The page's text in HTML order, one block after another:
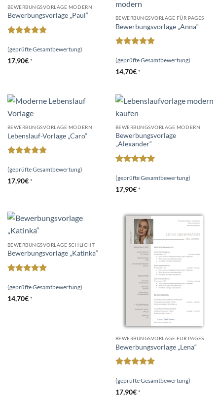
BEWERBUNGSVORLAGE MODERN
Bewerbungsvorlage „Paul“
mit5von
5
(geprüfte Gesamtbewertung)
17,90€ *
BEWERBUNGSVORLAGE FÜR PAGES
Bewerbungsvorlage „Anna“
mit5von
5
(geprüfte Gesamtbewertung)
14,70€ *
BEWERBUNGSVORLAGE MODERN
Lebenslauf-Vorlage „Caro“
mit5von
5
(geprüfte Gesamtbewertung)
17,90€ *
BEWERBUNGSVORLAGE MODERN
Bewerbungsvorlage
„Alexander“
mit4.94
von 5
(geprüfte Gesamtbewertung)
17,90€ *
BEWERBUNGSVORLAGE SCHLICHT
Bewerbungsvorlage „Katinka“
mit5von
5
(geprüfte Gesamtbewertung)
14,70€ *
BEWERBUNGSVORLAGE FÜR PAGES
Bewerbungsvorlage „Lena“
mit4.97
von 5
(geprüfte Gesamtbewertung)
17,90€ *